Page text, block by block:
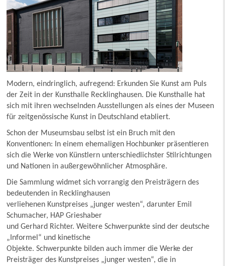
Modern, eindringlich, aufregend: Erkunden Sie Kunst am Puls
der Zeit in der Kunsthalle Recklinghausen. Die Kunsthalle hat
sich mit ihren wechselnden Ausstellungen als eines der Museen
für zeitgenössische Kunst in Deutschland etabliert.
Schon der Museumsbau selbst ist ein Bruch mit den
Konventionen: In einem ehemaligen Hochbunker präsentieren
sich die Werke von Künstlern unterschiedlichster Stilrichtungen
und Nationen in außergewöhnlicher Atmosphäre.
Die Sammlung widmet sich vorrangig den Preisträgern des
bedeutenden in Recklinghausen
verliehenen Kunstpreises „junger westen“, darunter Emil
Schumacher, HAP Grieshaber
und Gerhard Richter. Weitere Schwerpunkte sind der deutsche
„Informel“ und kinetische
Objekte. Schwerpunkte bilden auch immer die Werke der
Preisträger des Kunstpreises „junger westen“, die in